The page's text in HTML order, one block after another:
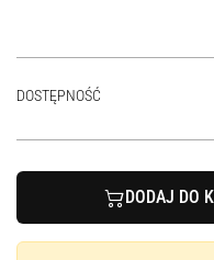
DOSTĘPNOŚĆ
DODAJ DO